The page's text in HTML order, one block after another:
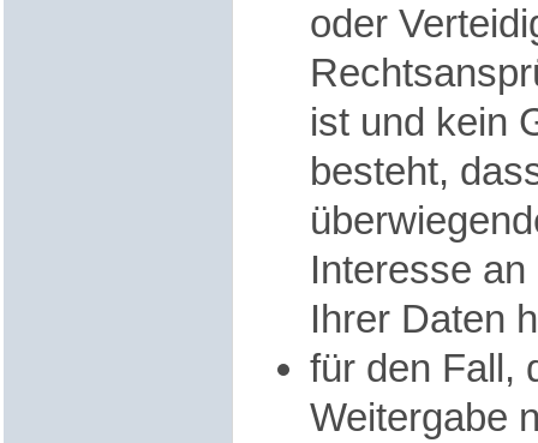
oder
ist und kein
besteht,
Interesse
Ihrer Daten
für den Fall,
Weitergabe